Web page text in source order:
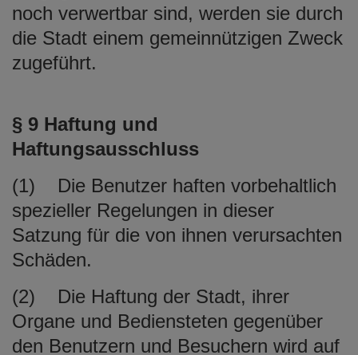
noch verwertbar sind, werden sie durch
die Stadt einem gemeinnützigen Zweck
zugeführt.
§ 9 Haftung und
Haftungsausschluss
(1) Die Benutzer haften vorbehaltlich
spezieller Regelungen in dieser
Satzung für die von ihnen verursachten
Schäden.
(2) Die Haftung der Stadt, ihrer
Organe und Bediensteten gegenüber
den Benutzern und Besuchern wird auf